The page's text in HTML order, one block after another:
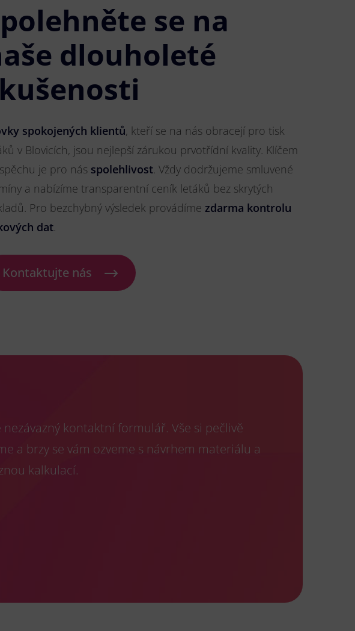
se na
dlouholeté
spokojených klientů, kteří se na nás obracejí pro tisk
v Blovicích, jsou nejlepší zárukou prvotřídní kvality. Klíčem
je pro nás spolehlivost. Vždy dodržujeme smluvené
a nabízíme transparentní ceník letáků bez skrytých
Pro bezchybný výsledek provádíme zdarma kontrolu
dat.
Kontaktujte nás
nezávazný kontaktní formulář. Vše si pečlivě
a brzy se vám ozveme s návrhem materiálu a
kalkulací.